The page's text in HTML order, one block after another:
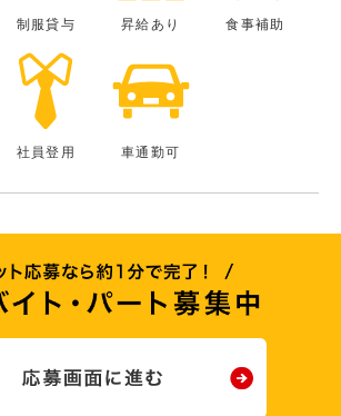
制服貸与 昇給あり 食事補助
社員登用 車通勤可